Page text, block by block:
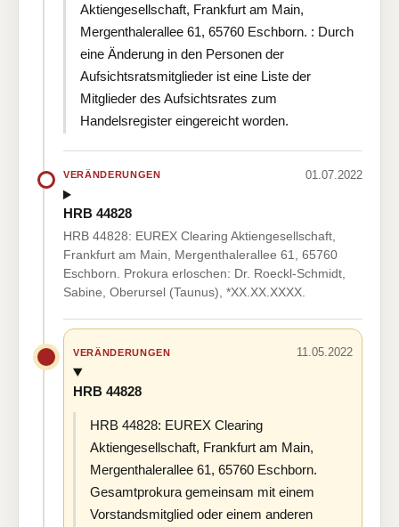
Aktiengesellschaft, Frankfurt am Main,
Mergenthalerallee 61, 65760 Eschborn. : Durch
eine Änderung in den Personen der
Aufsichtsratsmitglieder ist eine Liste der
Mitglieder des Aufsichtsrates zum
Handelsregister eingereicht worden.
VERÄNDERUNGEN 01.07.2022
HRB 44828
HRB 44828: EUREX Clearing Aktiengesellschaft,
Frankfurt am Main, Mergenthalerallee 61, 65760
Eschborn. Prokura erloschen: Dr. Roeckl-Schmidt,
Sabine, Oberursel (Taunus), *XX.XX.XXXX.
VERÄNDERUNGEN 11.05.2022
HRB 44828
HRB 44828: EUREX Clearing
Aktiengesellschaft, Frankfurt am Main,
Mergenthalerallee 61, 65760 Eschborn.
Gesamtprokura gemeinsam mit einem
Vorstandsmitglied oder einem anderen